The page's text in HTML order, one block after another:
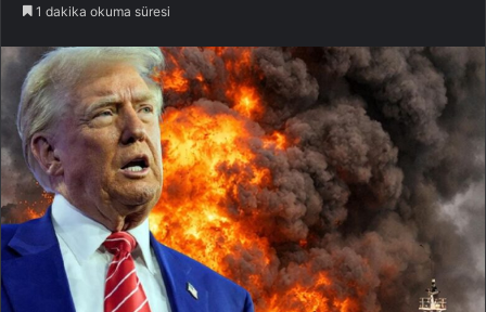
1 dakika okuma süresi